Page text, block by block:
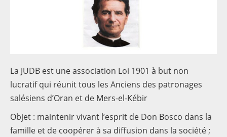
La JUDB est une association Loi 1901 à but non
lucratif qui réunit tous les Anciens des patronages
salésiens d’Oran et de Mers-el-Kébir
Objet : maintenir vivant l’esprit de Don Bosco dans la
famille et de coopérer à sa diffusion dans la société ;